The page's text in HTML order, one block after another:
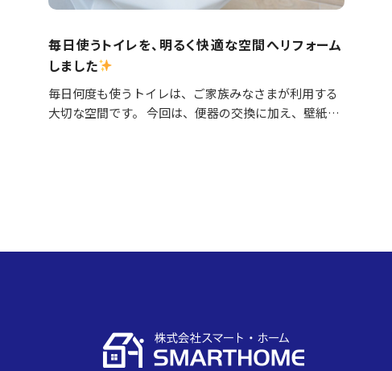
毎日使うトイレを、明るく快適な空間へリフォーム
しました
毎日何度も使うトイレは、ご家族みなさまが利用する
大切な空間です。 今回は、便器の交換に加え、壁紙や